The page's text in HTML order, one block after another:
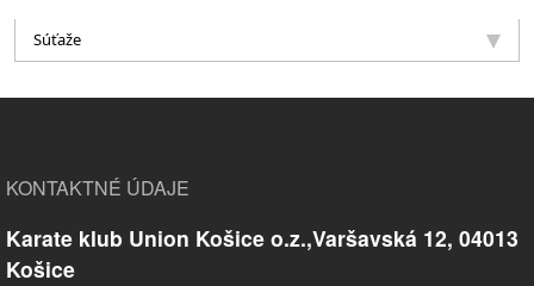
Súťaže
KONTAKTNÉ ÚDAJE
Karate klub Union Košice o.z.,Varšavská 12, 04013
Košice